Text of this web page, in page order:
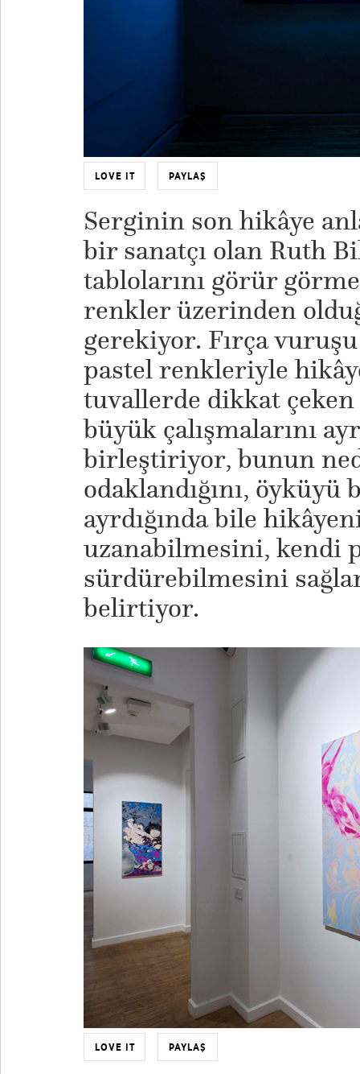
LOVE IT PAYLAŞ
Serginin son hikâye
bir sanatçı olan Ruth
tablolarını görür
renkler üzerinden
gerekiyor. Fırça
pastel renkleriyle
tuvallerde dikkat
büyük çalışmalarını
birleştiriyor, bunun
odaklandığını,
ayrdığında bile
uzanabilmesini, kendi
sürdürebilmesini
belirtiyor.
LOVE IT PAYLAŞ